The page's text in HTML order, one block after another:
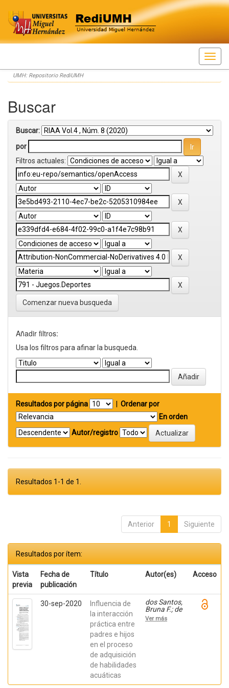
Skip
navigation
UMH: Repositorio RediUMH
Buscar
Buscar:
por
Filtros actuales:
Comenzar nueva busqueda
Añadir filtros:
Usa los filtros para afinar la busqueda.
Resultados por página
Ordenar por
En orden
Autor/registro
Resultados 1-1 de 1.
Anterior 1 Siguiente
Resultados por ítem:
Vista
previa
Fecha de
publicación
Título Autor(es) Acceso
30-sep-2020
Influencia de
la interacción
práctica entre
padres e hijos
en el proceso
de adquisición
de habilidades
acuáticas
dos Santos,
Bruna F.; de
Freitas,
Edson T.;
Ver más